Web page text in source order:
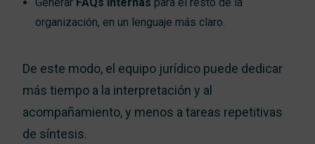
organización, en un lenguaje más claro.
De este modo, el equipo jurídico puede dedicar
más tiempo a la interpretación y al
acompañamiento, y menos a tareas repetitivas
de síntesis.